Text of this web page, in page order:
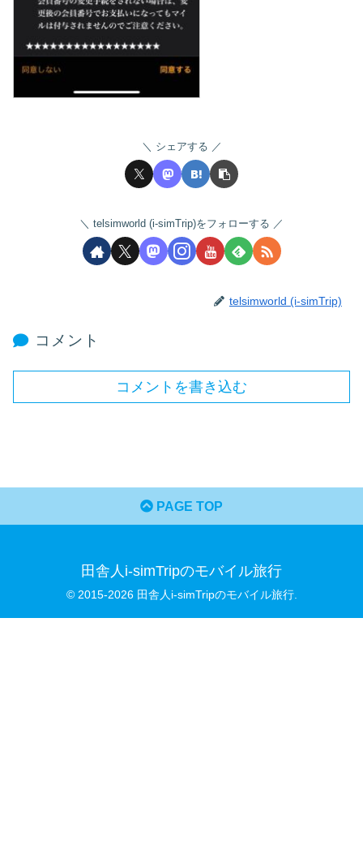
シェアする
telsimworld (i-simTrip)をフォローする
telsimworld (i-simTrip)
コメント
コメントを書き込む
PAGE TOP
田舎人i-simTripのモバイル旅行
© 2015-2026 田舎人i-simTripのモバイル旅行.